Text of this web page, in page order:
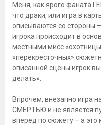
Меня, как ярого фаната
что драки, или игра в
описываются со стороны
игрока происходит в
местными мисс «охотницы
«перекресточных»
описанной сцены игрок
делать».
Впрочем, внезапно игра
СМЕРТЬЮ и не является
вперед по сюжету – а это